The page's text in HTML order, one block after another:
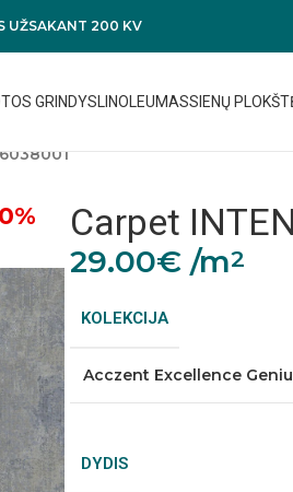
UŽSAKANT 200 KV
GRINDYS LINOLEUMASSIENŲ
Carpet
29.00€ /m2
KOLEKCIJA
Acczent Excellence
DYDIS